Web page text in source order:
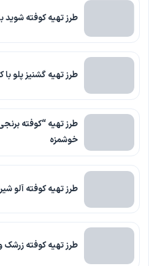
طرز تهیه کوفته شوید
طرز تهیه گشنیز پلو
طرز تهیه “کوفته
خوشمزه
طرز تهیه کوفته آلو
طرز تهیه کوفته زرشک و